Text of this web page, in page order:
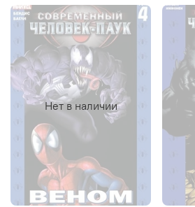
Нет в наличии